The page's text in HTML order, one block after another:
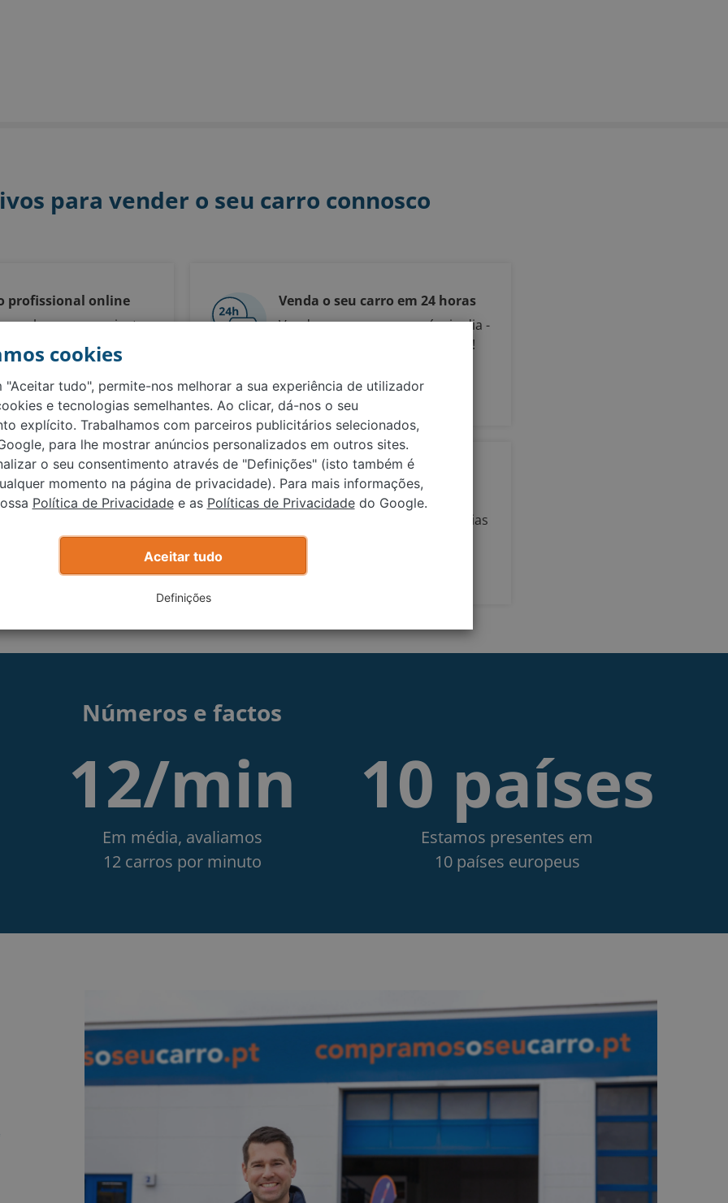
cookies
"Aceitar tudo", permite-nos melhorar a sua experiência de utilizador
e tecnologias semelhantes. Ao clicar, dá-nos o seu
explícito. Trabalhamos com parceiros publicitários selecionados,
para lhe mostrar anúncios personalizados em outros sites.
o seu consentimento através de "Definições" (isto também é
momento na página de privacidade). Para mais informações,
Política de Privacidadee as Políticas de Privacidadedo Google.
Aceitar tudo
Definições
para vender o seu carro connosco
profissional online
recebe um preço justo
de ser um
Venda o seu carro em 24 horas
Venda o seu carro no próprio dia -
sem dificuldade e sem negociar!
melhor preço
comprador de
Transferência do registo de
propriedade gratuita
Tratamos de todas as burocracias
por si
Números e factos
12/min
Em média, avaliamos
12 carros por minuto
10 países
Estamos presentes em
10 países europeus